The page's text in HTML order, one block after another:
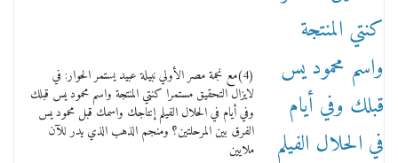
(4)مع نجمة مصر الأولي نبيلة عبيد يستمر الحوار: في
لايزال التحقيق مستمرا كنتي المنتجة واسم محمود يس قبلك
وفي أيام في الحلال الفيلم إنتاجك واسمك قبل محمود يس
الفرق بين المرحلتين؟ ومنجم الذهب الذي يدر للآن
ملايين